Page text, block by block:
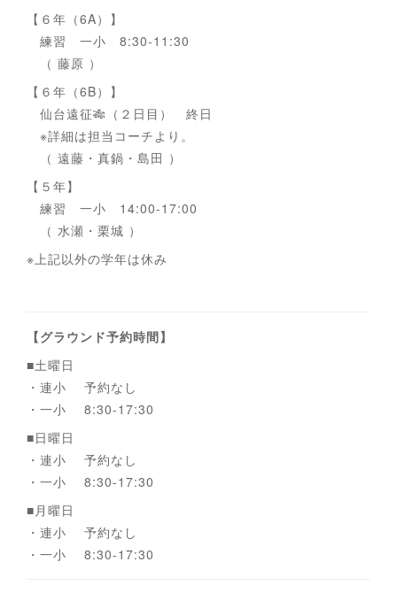
【６年（6A）】
練習 一小 8:30-11:30
（ 藤原 ）
【６年（6B）】
仙台遠征🎋（２日目） 終日
※詳細は担当コーチより。
（ 遠藤・真鍋・島田 ）
【５年】
練習 一小 14:00-17:00
（ 水瀬・栗城 ）
※上記以外の学年は休み
【グラウンド予約時間】
■土曜日
・連小 予約なし
・一小 8:30-17:30
■日曜日
・連小 予約なし
・一小 8:30-17:30
■月曜日
・連小 予約なし
・一小 8:30-17:30